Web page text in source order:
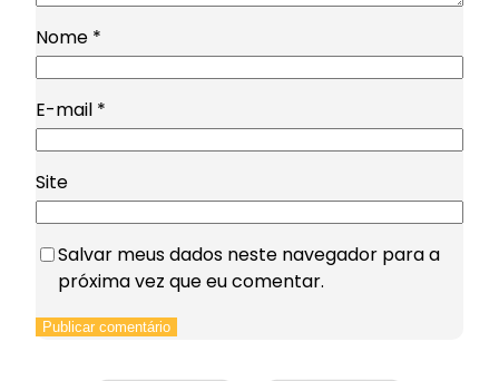
Nome *
E-mail *
Site
Salvar meus dados neste navegador para a
próxima vez que eu comentar.